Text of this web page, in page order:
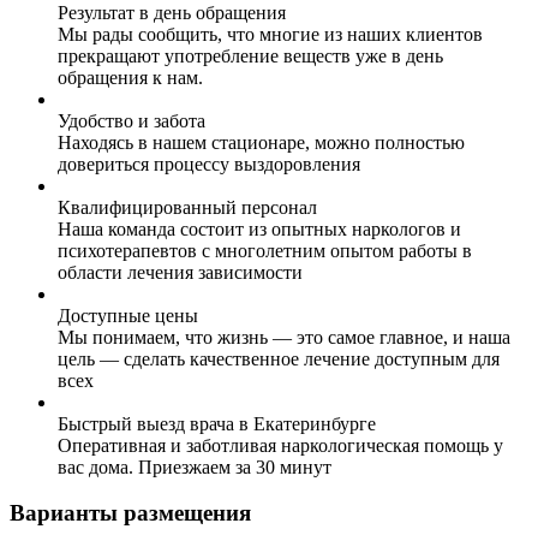
Результат в день обращения
Мы рады сообщить, что многие из наших клиентов
прекращают употребление веществ уже в день
обращения к нам.
Удобство и забота
Находясь в нашем стационаре, можно полностью
довериться процессу выздоровления
Квалифицированный персонал
Наша команда состоит из опытных наркологов и
психотерапевтов с многолетним опытом работы в
области лечения зависимости
Доступные цены
Мы понимаем, что жизнь — это самое главное, и наша
цель — сделать качественное лечение доступным для
всех
Быстрый выезд врача в Екатеринбурге
Оперативная и заботливая наркологическая помощь у
вас дома. Приезжаем за 30 минут
Варианты размещения